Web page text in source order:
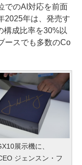
でのAI対応を前面
2025年は、発売す
構成比率を30%以
ースでも多数のCo
展示機に、
ジェンスン・フ